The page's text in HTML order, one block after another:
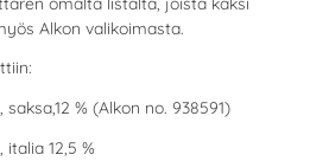
Alkon valikoimasta.
% (Alkon no. 938591)
12,5 %